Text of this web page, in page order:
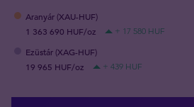
Aranyár (XAU-HUF)
1 363 690 HUF/oz
+ 17 580 HUF
Ezüstár (XAG-HUF)
19 965 HUF/oz
+ 439 HUF